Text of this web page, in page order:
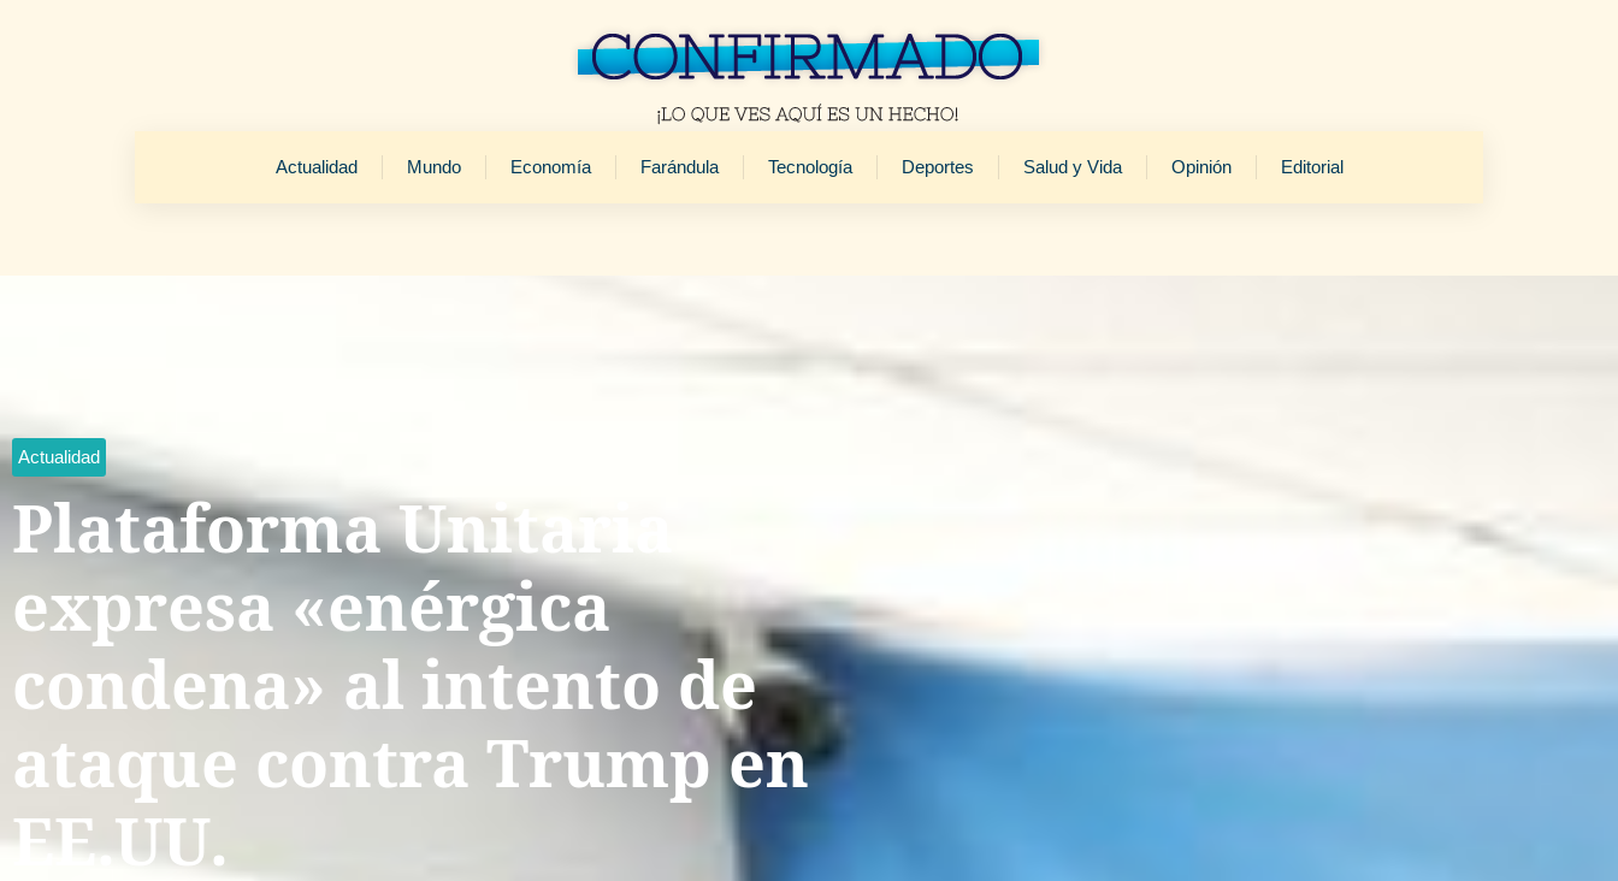
Actualidad Mundo Economía Farándula Tecnología Deportes Salud y Vida Opinión Editorial
Actualidad
Plataforma Unitaria
expresa «enérgica
condena» al intento de
ataque contra Trump en
EE.UU.